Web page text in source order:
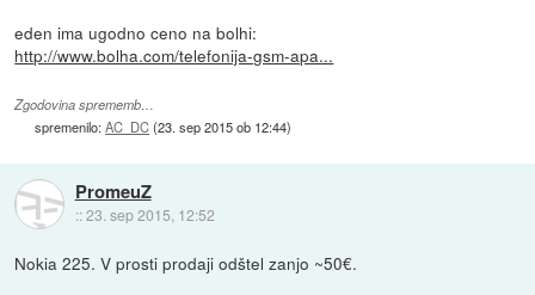
eden ima ugodno ceno na bolhi:
http://www.bolha.com/telefonija-gsm-apa...
Zgodovina sprememb…
spremenilo:AC_DC(23. sep 2015 ob 12:44)
PromeuZ
::23. sep 2015, 12:52
Nokia 225. V prosti prodaji odštel zanjo ~50€.